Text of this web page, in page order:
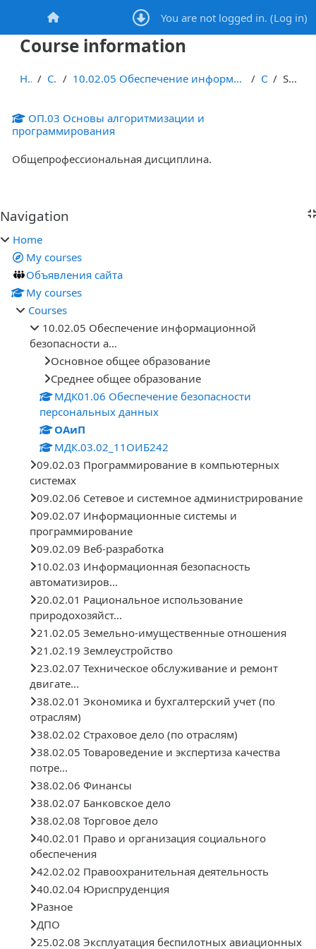
Home You are not logged in. (Log in)
Course information
Home Courses 10.02.05 Обеспечение информационной безопасности автоматизированных систем ОАиП Summary
ОП.03 Основы алгоритмизации и
программирования
Общепрофессиональная дисциплина.
Blocks
Skip Navigation
Navigation
Home
My courses
Объявления сайта
My courses
Courses
10.02.05 Обеспечение информационной
безопасности а...
Основное общее образование
Среднее общее образование
МДК01.06 Обеспечение безопасности
персональных данных
ОАиП
МДК.03.02_11ОИБ242
09.02.03 Программирование в компьютерных
системах
09.02.06 Сетевое и системное администрирование
09.02.07 Информационные системы и
программирование
09.02.09 Веб-разработка
10.02.03 Информационная безопасность
автоматизиров...
20.02.01 Рациональное использование
природохозяйст...
21.02.05 Земельно-имущественные отношения
21.02.19 Землеустройство
23.02.07 Техническое обслуживание и ремонт
двигате...
38.02.01 Экономика и бухгалтерский учет (по
отраслям)
38.02.02 Страховое дело (по отраслям)
38.02.05 Товароведение и экспертиза качества
потре...
38.02.06 Финансы
38.02.07 Банковское дело
38.02.08 Торговое дело
40.02.01 Право и организация социального
обеспечения
42.02.02 Правоохранительная деятельность
40.02.04 Юриспруденция
Разное
ДПО
25.02.08 Эксплуатация беспилотных авиационных